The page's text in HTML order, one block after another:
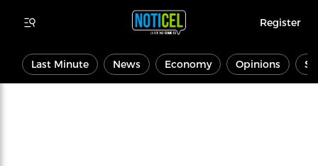
Register
Last Minute News Economy Opinions